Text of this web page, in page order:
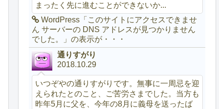
まったく先に進むことができないか...
WordPress「このサイトにアクセスできませ
ん サーバーの DNS アドレスが見つかりません
でした。」の表示が・・・
通りすがり
2018.10.29
いつぞやの通りすがりです。無事に一周忌を迎
えられたとのこと、ご苦労さまでした。当方も
昨年5月に父を、今年の8月に義母を送ったば